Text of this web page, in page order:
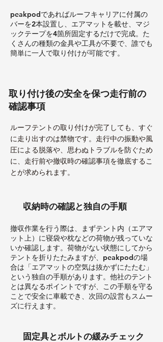
peakpodであればルーフキャリアに付属の
バーを2本設置し、エアマットを載せ、マジ
ックテープを4箇所固定するだけで完成。た
くさんの種類の金具や工具が不要で、誰でも
簡単に一人で取り付けが可能です。
取り付け後の安全を保つ走行前の
確認事項
ルーフテントの取り付けが完了しても、すぐ
に走り出すのは禁物です。走行中の振動や風
圧による脱落や、思わぬトラブルを防ぐため
に、走行前や撤収時の確認事項を徹底するこ
とが求められます。
収納時の確認と独自の手順
撤収作業を行う際は、まずテント内（エアマ
ット上）に寝袋や枕などの荷物が残っていな
いか確認します。荷物がない状態にしてから
テントを折りたたみますが、peakpodの場
合は「エアマットの空気は抜かずにたたむ」
という独自の手順があります。他社のテント
とは異なるポイントですが、この手順を守る
ことで安全に車載でき、次回の設営もスムー
ズに行えます。
固定具とボルトの緩みチェック